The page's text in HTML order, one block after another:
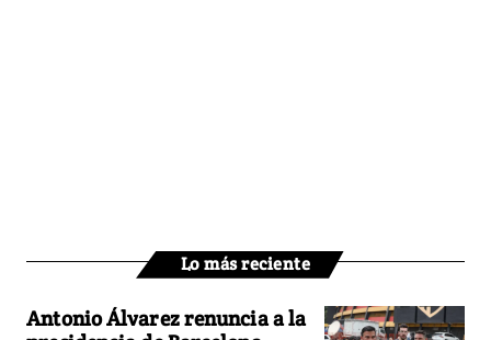
Lo más reciente
Antonio Álvarez renuncia a la